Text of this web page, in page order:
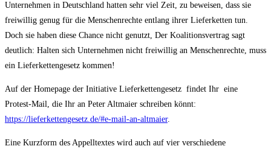
Unternehmen in Deutschland hatten sehr viel Zeit, zu beweisen, dass sie
freiwillig genug für die Menschenrechte entlang ihrer Lieferketten tun.
Doch sie haben diese Chance nicht genutzt, Der Koalitionsvertrag sagt
deutlich: Halten sich Unternehmen nicht freiwillig an Menschenrechte, muss
ein Lieferkettengesetz kommen!
Auf der Homepage der Initiative Lieferkettengesetz findet Ihr eine
Protest-Mail, die Ihr an Peter Altmaier schreiben könnt:
https://lieferkettengesetz.de/#e-mail-an-altmaier.
Eine Kurzform des Appelltextes wird auch auf vier verschiedene